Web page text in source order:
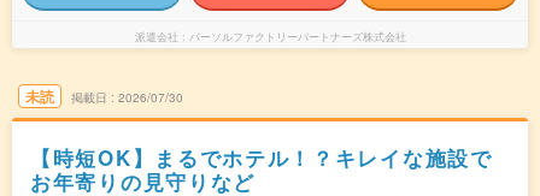
派遣会社 パーソルファクトリーパートナーズ株式会社
未読 掲載日 2026/07/30
【時短OK】まるでホテル！？キレイな施設で
お年寄りの見守りなど